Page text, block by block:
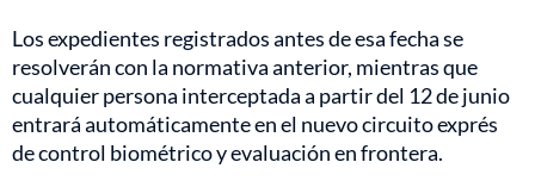
Los expedientes registrados antes de esa fecha se
resolverán con la normativa anterior, mientras que
cualquier persona interceptada a partir del 12 de junio
entrará automáticamente en el nuevo circuito exprés
de control biométrico y evaluación en frontera.